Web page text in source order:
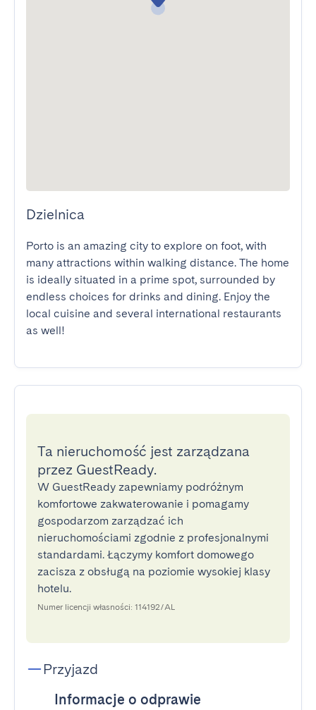
Dzielnica
Porto is an amazing city to explore on foot, with
many attractions within walking distance. The home
is ideally situated in a prime spot, surrounded by
endless choices for drinks and dining. Enjoy the
local cuisine and several international restaurants
as well!
Ta nieruchomość jest zarządzana
przez GuestReady.
W GuestReady zapewniamy podróżnym
komfortowe zakwaterowanie i pomagamy
gospodarzom zarządzać ich
nieruchomościami zgodnie z profesjonalnymi
standardami. Łączymy komfort domowego
zacisza z obsługą na poziomie wysokiej klasy
hotelu.
Numer licencji własności: 114192/AL
Przyjazd
Informacje o odprawie